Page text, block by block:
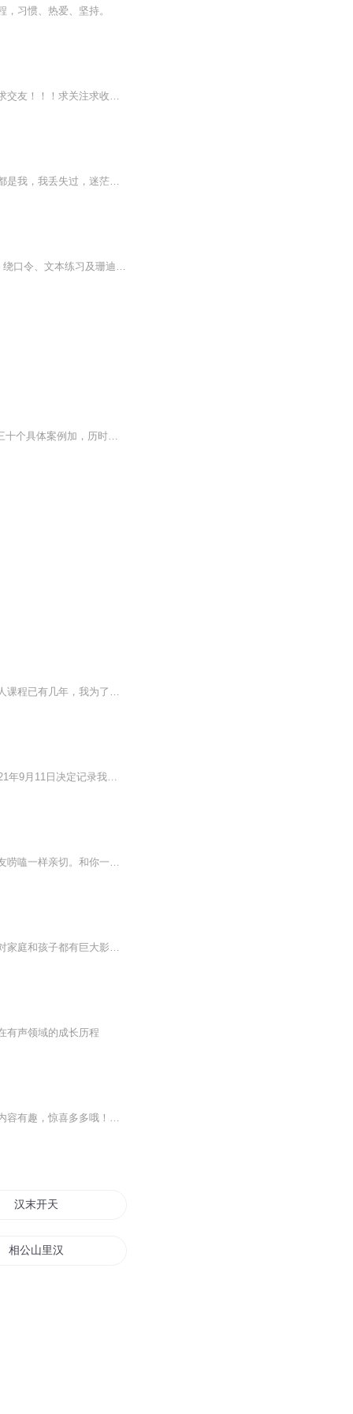
习惯、热爱、坚持。
欢迎各位弟弟妹妹哥哥姐姐前来倾听！求关注求评论求收藏求交友！！！求关注评论求收藏求交友！！！求关注求收藏求交友！！！重要的事情讲三遍！！！
我是妈妈，是妻子，是女儿，是儿媳，是姐姐，是嫂嫂，是姨妈，是舅妈……我是我，从来都是我，我丢失过，迷茫过，我回来了，谨以记录个人成长。
人生没有白走的路，每一步都算数！“声遇文化”有声演播的日常作业。内容主要包括四声歌、绕口令、文本练习及珊迪老师的点评。每天进步一点点，几年后就会迈出人生的一大步。感谢老师的指导！感谢同学的陪伴！感谢您的收听！
一个合格的职场人需要具备各方面能力，尹铮铮老师根据自身三十年的职场经验，结合三十个具体案例加，历时半年做出这套职场成长日记。 从认清你和你的处境，正确理解职场中的几个角色，掌握职场的基本功，构建自己的职场地位，如何处理...
节目内容：声音成长日记主播介绍：我是豆豆姥姥，豆豆目前上小学二年级，她学习小主持人课程已有几年，我为了跟上豆豆的步伐，也行动起来，学习喜马拉雅的声音训练营、攀登计划，这个专辑就是我每天成长的过程记录适合人群：你将收获：
这是一份来自灵魂的声音，可能有你想要的答案，也可能没有没关系，这是我的答案我在2021年9月11日决定记录我每天的改变我希望你们不要只关注我此刻的样子，请看看我那时的狼狈我在努力，我在为自己人生负责我不劝人怎么做，我只想告诉自己，我想要什么，就...
有声成长日记，收录成长里的迷茫、试错与小确幸，每段声音都带着生活的烟火气，像和朋友唠嗑一样亲切。和你一起解锁成长的N种模样！在这里，我们用声音记录生活里的点滴变化：第一次尝试新事物的紧张，攻克难题后的雀跃，偶尔emo又快速自愈的瞬间……每一...
妈妈在家中扮演重要角色，每天都要经历各种起起伏伏的高兴和思路，如何带好自己的情绪对家庭和孩子都有巨大影响。没有人天生是合格的妈妈，我们需要自我救赎，学习沉淀，智慧成长，这才能够为家庭撑一片天 ，成为孩子的坚强后盾。
有声领域的成长历程
小雅与双胞胎的生活会怎么样？快来听听吧。本专辑分为【生活篇】与【上学篇】两部分，内容有趣，惊喜多多哦！主要写作与演播为糖糖，有时播讲为茉莉，投稿为童幽幽，喜马拉雅账号为：《Stars糖糖》，《Moon_茉莉》与《童幽幽》， 欢迎前来关注哦~(点击蓝色...
汉末开天
相公山里汉